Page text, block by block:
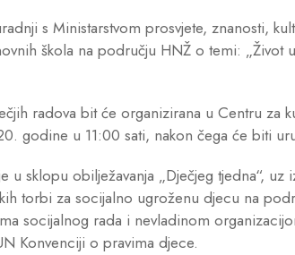
s Ministarstvom prosvjete, znanosti,
škola na području HNŽ o temi:
radova bit će organizirana u Centru za
godine u 11:00 sati, nakon čega će biti
u sklopu obilježavanja „Dječjeg tjedna“,
torbi za socijalno ugroženu djecu na
socijalnog rada i nevladinom
Konvenciji o pravima djece.